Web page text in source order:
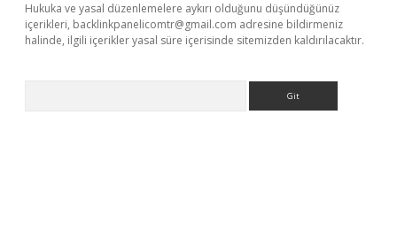
Hukuka ve yasal düzenlemelere aykırı olduğunu düşündüğünüz
içerikleri, backlinkpanelicomtr@gmail.com adresine bildirmeniz
halinde, ilgili içerikler yasal süre içerisinde sitemizden kaldırılacaktır.